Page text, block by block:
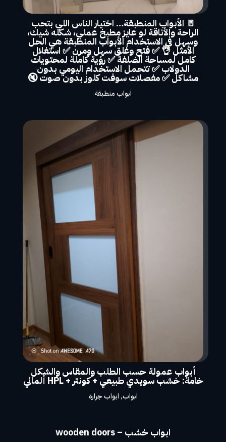
🚪 الأبواب المنطبقة… اختيار الناس اللي بتحب
الراحة والأناقة لو عايز مطبخ عملي، شكله شيك،
وسهل في الاستخدام الأبواب المنطبقة هي الحل
الأمثل 👌 ✅ فتح وغلق سهل ومرن ✅ استغلال
كامل لمساحة الضلفة ✅ رؤية كاملة لمحتويات
الدولاب ✅ تتحمل الاستخدام اليومي بدون
مشاكل ✅ مفصلات سوفت كلوز بدون صوت 🔇
ابواب منطبقة
أبواب عمولة حسب الطلب والمقاس والشكل
خامة: خشب سويدي طبيعي + كونتر + HPL ألماني
ابواب, ابواب جرارة
ابواب خشب – wooden doors